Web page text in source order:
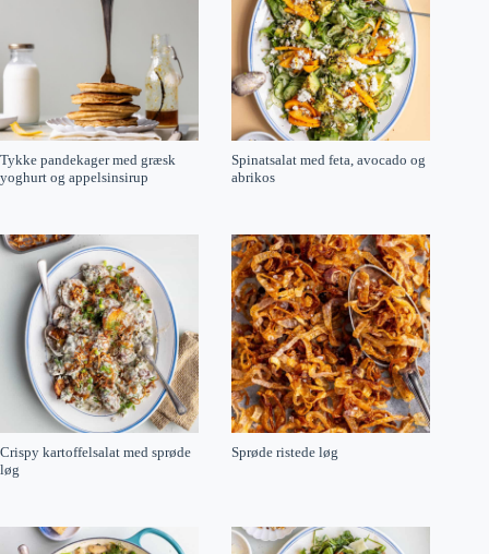
Tykke pandekager med græsk
yoghurt og appelsinsirup
Spinatsalat med feta, avocado og
abrikos
Crispy kartoffelsalat med sprøde
løg
Sprøde ristede løg